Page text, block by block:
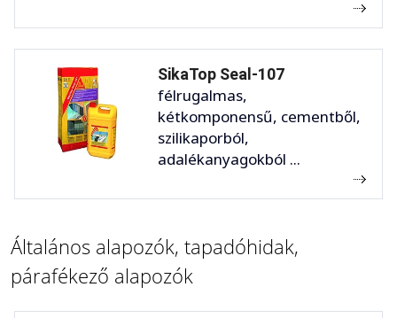
SikaTop Seal-107
félrugalmas,
kétkomponensű, cementből,
szilikaporból,
adalékanyagokból ...
Általános alapozók, tapadóhidak,
párafékező alapozók